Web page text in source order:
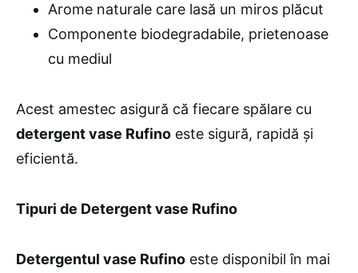
Arome naturale care lasă un miros plăcut
Componente biodegradabile, prietenoase
cu mediul
Acest amestec asigură că fiecare spălare cu
detergent vase Rufino este sigură, rapidă și
eficientă.
Tipuri de Detergent vase Rufino
Detergentul vase Rufino este disponibil în mai